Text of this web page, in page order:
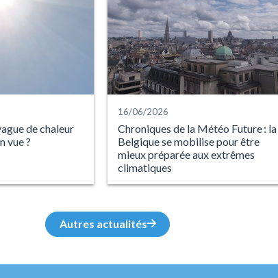
de chaleur
vue ?
16/06/2026
Chroniques de la Météo Future : la
Belgique se mobilise pour être
mieux préparée aux extrêmes
climatiques
Autres actualités